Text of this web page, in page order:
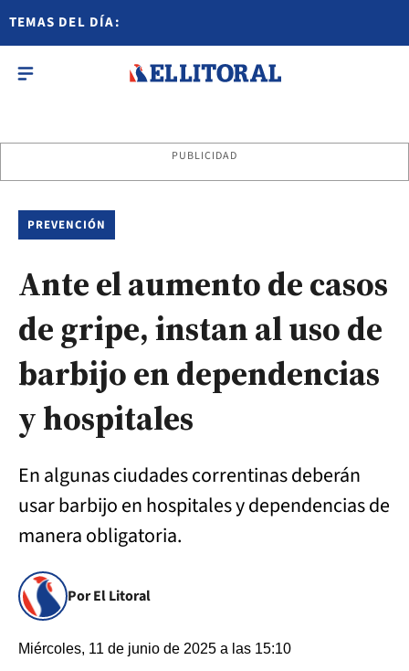
TEMAS DEL DÍA:
PUBLICIDAD
PREVENCIÓN
Ante el aumento de casos
de gripe, instan al uso de
barbijo en dependencias
y hospitales
En algunas ciudades correntinas deberán
usar barbijo en hospitales y dependencias de
manera obligatoria.
Por El Litoral
Miércoles, 11 de junio de 2025 a las 15:10